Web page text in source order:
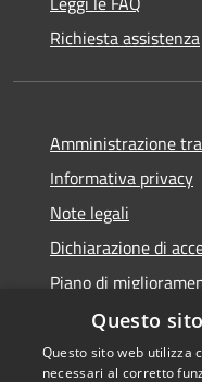
Richiesta assistenza
Amministrazione
Informativa privacy
Note legali
Dichiarazione di
Piano di
Questo
Questo sito web utilizza
necessari al corretto